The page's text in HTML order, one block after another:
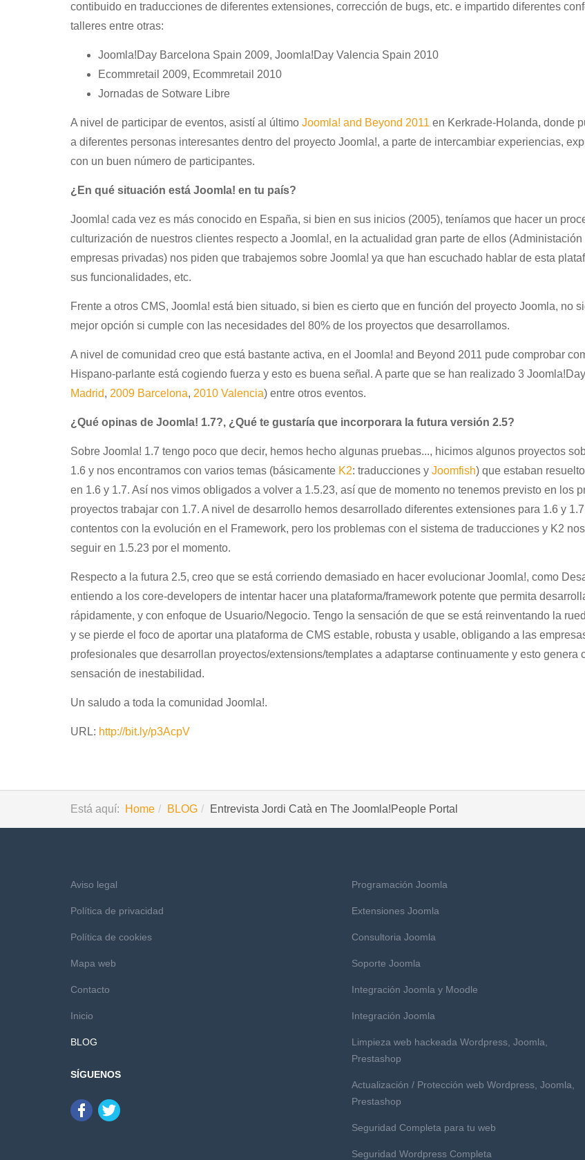
contibuido en traducciones de diferentes extensiones, corrección de bugs, etc. e impartido diferentes
talleres entre otras:
Joomla!Day Barcelona Spain 2009, Joomla!Day Valencia Spain 2010
Ecommretail 2009, Ecommretail 2010
Jornadas de Sotware Libre
A nivel de participar de eventos, asistí al último Joomla! and Beyond 2011 en Kerkrade-Holanda, donde
a diferentes personas interesantes dentro del proyecto Joomla!, a parte de intercambiar experiencias,
con un buen número de participantes.
¿En qué situación está Joomla! en tu país?
Joomla! cada vez es más conocido en España, si bien en sus inicios (2005), teníamos que hacer un
culturización de nuestros clientes respecto a Joomla!, en la actualidad gran parte de ellos (Administación
empresas privadas) nos piden que trabajemos sobre Joomla! ya que han escuchado hablar de esta
sus funcionalidades, etc.
Frente a otros CMS, Joomla! está bien situado, si bien es cierto que en función del proyecto Joomla, no
mejor opción si cumple con las necesidades del 80% de los proyectos que desarrollamos.
A nivel de comunidad creo que está bastante activa, en el Joomla! and Beyond 2011 pude comprobar
Hispano-parlante está cogiendo fuerza y esto es buena señal. A parte que se han realizado 3
Madrid, 2009 Barcelona, 2010 Valencia) entre otros eventos.
¿Qué opinas de Joomla! 1.7?, ¿Qué te gustaría que incorporara la futura versión 2.5?
Sobre Joomla! 1.7 tengo poco que decir, hemos hecho algunas pruebas..., hicimos algunos proyectos
1.6 y nos encontramos con varios temas (básicamente K2: traducciones y Joomfish) que estaban
en 1.6 y 1.7. Así nos vimos obligados a volver a 1.5.23, así que de momento no tenemos previsto en los
proyectos trabajar con 1.7. A nivel de desarrollo hemos desarrollado diferentes extensiones para 1.6 y
contentos con la evolución en el Framework, pero los problemas con el sistema de traducciones y K2
seguir en 1.5.23 por el momento.
Respecto a la futura 2.5, creo que se está corriendo demasiado en hacer evolucionar Joomla!, como
entiendo a los core-developers de intentar hacer una plataforma/framework potente que permita
rápidamente, y con enfoque de Usuario/Negocio. Tengo la sensación de que se está reinventando la
y se pierde el foco de aportar una plataforma de CMS estable, robusta y usable, obligando a las
profesionales que desarrollan proyectos/extensions/templates a adaptarse continuamente y esto genera
sensación de inestabilidad.
Un saludo a toda la comunidad Joomla!.
URL: http://bit.ly/p3AcpV
Está aquí: Home BLOG Entrevista Jordi Catà en The Joomla!People Portal
Aviso legal
Política de privacidad
Política de cookies
Mapa web
Contacto
Inicio
BLOG
SÍGUENOS
Programación Joomla
Extensiones Joomla
Consultoria Joomla
Soporte Joomla
Integración Joomla y Moodle
Integración Joomla
Limpieza web hackeada Wordpress, Joomla,
Prestashop
Actualización / Protección web Wordpress, Joomla,
Prestashop
Seguridad Completa para tu web
Seguridad Wordpress Completa